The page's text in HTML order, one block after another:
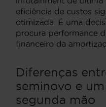
eficiência de custos
otimizada. É uma
procura performance
financeiro da
Diferenças
seminovo e
segunda mão